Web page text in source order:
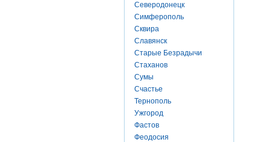
Северодонецк
Симферополь
Сквира
Славянск
Старые Безрадычи
Стаханов
Сумы
Счастье
Тернополь
Ужгород
Фастов
Феодосия